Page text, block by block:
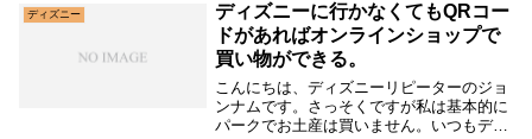
日もトイ・ストーリー４が上映されまし
た。私はまだ見...
ディズニー
ディズニーに行かなくてもQRコー
ドがあればオンラインショップで
買い物ができる。
こんにちは、ディズニーリピーターのジョ
ンナムです。さっそくですが私は基本的に
パークでお土産は買いません。いつもディ